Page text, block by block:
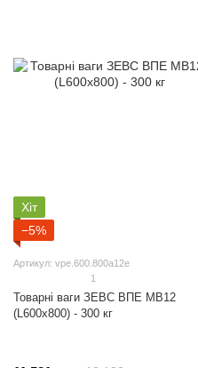
Хіт
−5%
Артикул: vpe.600.800a12e
1
Товарні ваги ЗЕВС ВПЕ МВ12
(L600x800) - 300 кг